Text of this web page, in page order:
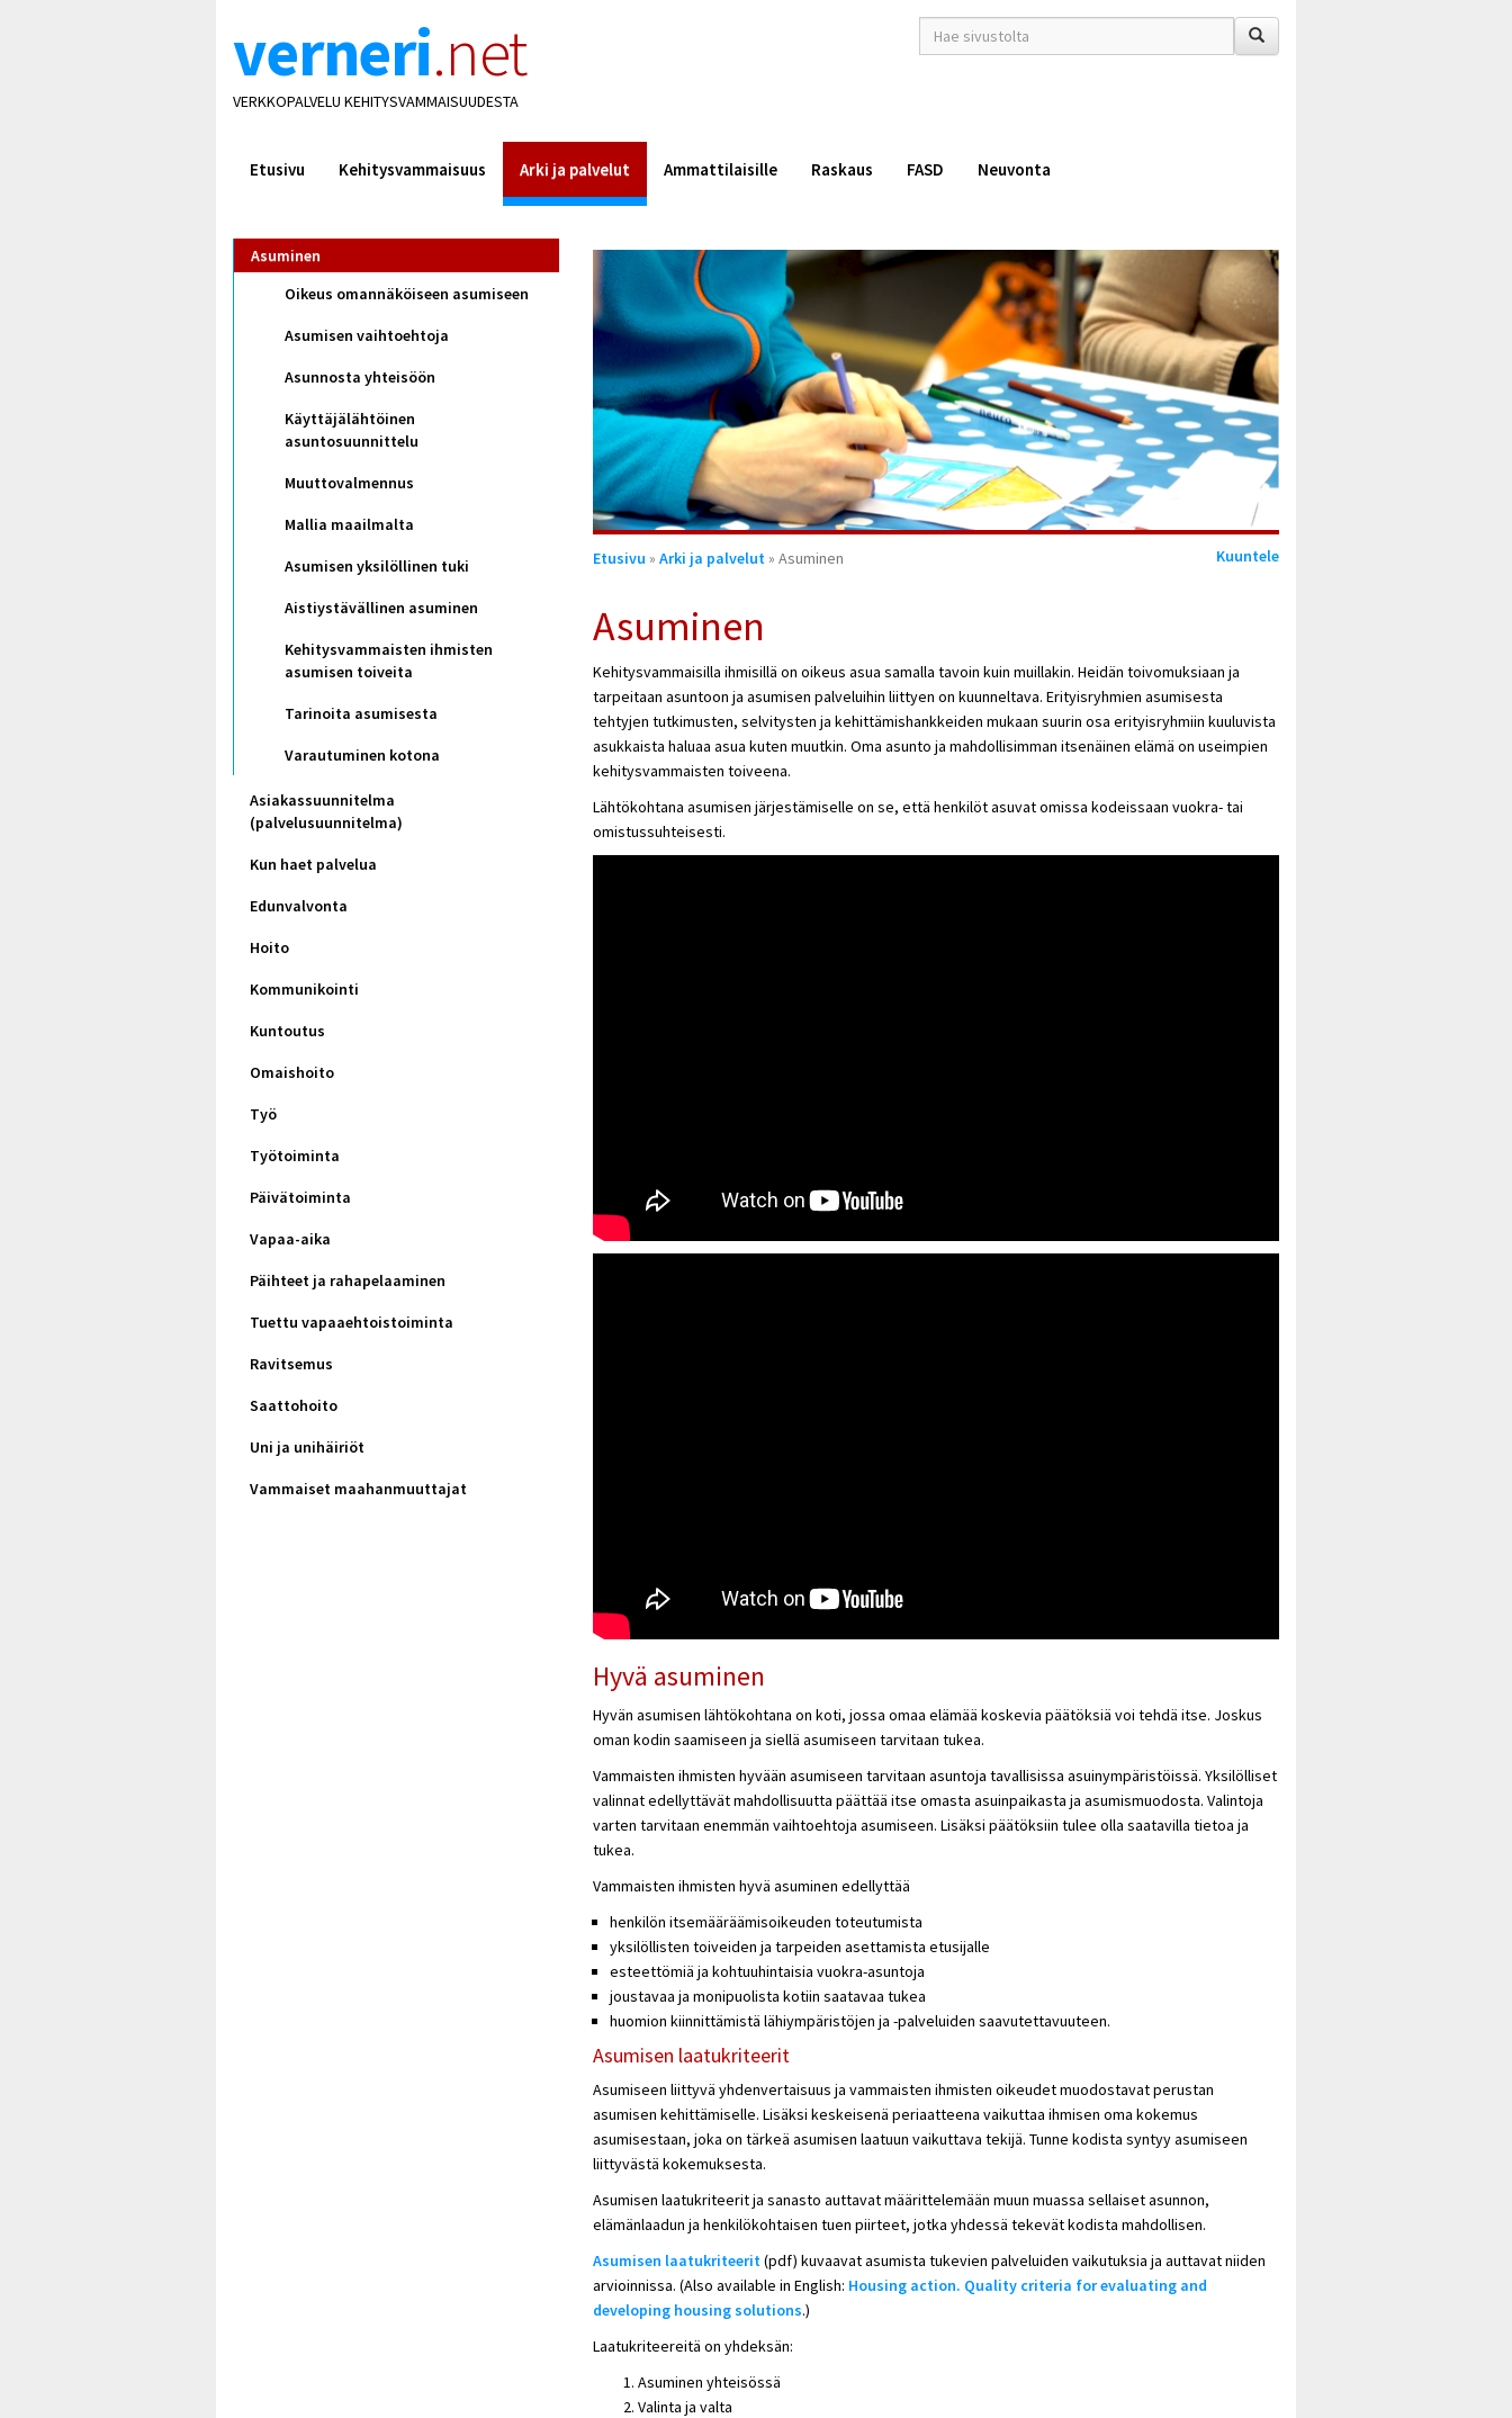
verneri.net
VERKKOPALVELU KEHITYSVAMMAISUUDESTA
hakusana(t)
*
Etusivu Kehitysvammaisuus Arki ja palvelut Ammattilaisille Raskaus FASD Neuvonta
Asuminen
Oikeus omannäköiseen asumiseen
Asumisen vaihtoehtoja
Asunnosta yhteisöön
Käyttäjälähtöinen
asuntosuunnittelu
Muuttovalmennus
Mallia maailmalta
Asumisen yksilöllinen tuki
Aistiystävällinen asuminen
Kehitysvammaisten ihmisten
asumisen toiveita
Tarinoita asumisesta
Varautuminen kotona
Asiakassuunnitelma
(palvelusuunnitelma)
Kun haet palvelua
Edunvalvonta
Hoito
Kommunikointi
Kuntoutus
Omaishoito
Työ
Työtoiminta
Päivätoiminta
Vapaa-aika
Päihteet ja rahapelaaminen
Tuettu vapaaehtoistoiminta
Ravitsemus
Saattohoito
Uni ja unihäiriöt
Vammaiset maahanmuuttajat
Olet
Etusivu » Arki ja palvelut» Asuminen Kuuntele
Asuminen
Kehitysvammaisilla ihmisillä on oikeus asua samalla tavoin kuin muillakin. Heidän toivomuksiaan ja
tarpeitaan asuntoon ja asumisen palveluihin liittyen on kuunneltava. Erityisryhmien asumisesta
tehtyjen tutkimusten, selvitysten ja kehittämishankkeiden mukaan suurin osa erityisryhmiin kuuluvista
asukkaista haluaa asua kuten muutkin. Oma asunto ja mahdollisimman itsenäinen elämä on useimpien
kehitysvammaisten toiveena.
Lähtökohtana asumisen järjestämiselle on se, että henkilöt asuvat omissa kodeissaan vuokra- tai
omistussuhteisesti.
Hyvä asuminen
Hyvän asumisen lähtökohtana on koti, jossa omaa elämää koskevia päätöksiä voi tehdä itse. Joskus
oman kodin saamiseen ja siellä asumiseen tarvitaan tukea.
Vammaisten ihmisten hyvään asumiseen tarvitaan asuntoja tavallisissa asuinympäristöissä. Yksilölliset
valinnat edellyttävät mahdollisuutta päättää itse omasta asuinpaikasta ja asumismuodosta. Valintoja
varten tarvitaan enemmän vaihtoehtoja asumiseen. Lisäksi päätöksiin tulee olla saatavilla tietoa ja
tukea.
Vammaisten ihmisten hyvä asuminen edellyttää
henkilön itsemääräämisoikeuden toteutumista
yksilöllisten toiveiden ja tarpeiden asettamista etusijalle
esteettömiä ja kohtuuhintaisia vuokra-asuntoja
joustavaa ja monipuolista kotiin saatavaa tukea
huomion kiinnittämistä lähiympäristöjen ja -palveluiden saavutettavuuteen.
Asumisen laatukriteerit
Asumiseen liittyvä yhdenvertaisuus ja vammaisten ihmisten oikeudet muodostavat perustan
asumisen kehittämiselle. Lisäksi keskeisenä periaatteena vaikuttaa ihmisen oma kokemus
asumisestaan, joka on tärkeä asumisen laatuun vaikuttava tekijä. Tunne kodista syntyy asumiseen
liittyvästä kokemuksesta.
Asumisen laatukriteerit ja sanasto auttavat määrittelemään muun muassa sellaiset asunnon,
elämänlaadun ja henkilökohtaisen tuen piirteet, jotka yhdessä tekevät kodista mahdollisen.
Asumisen laatukriteerit(pdf) kuvaavat asumista tukevien palveluiden vaikutuksia ja auttavat niiden
arvioinnissa. (Also available in English: Housing action. Quality criteria for evaluating and
developing housing solutions.)
Laatukriteereitä on yhdeksän:
Asuminen yhteisössä
Valinta ja valta